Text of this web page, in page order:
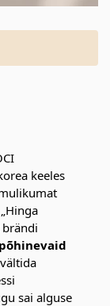
keeles
brändi
sai alguse